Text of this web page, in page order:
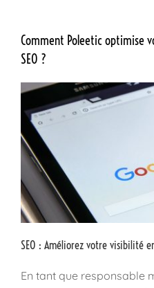
Comment Poleetic optimise
SEO ?
SEO : Améliorez votre visibilité
En tant que responsable